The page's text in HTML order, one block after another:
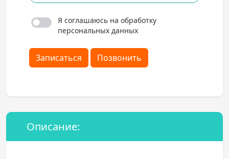
Я соглашаюсь на обработку
персональных данных
Записаться Позвонить
Описание: